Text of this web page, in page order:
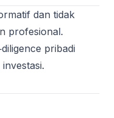
dan tidak
profesional.
pribadi